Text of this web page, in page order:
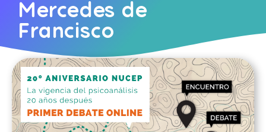
Mercedes de
Francisco